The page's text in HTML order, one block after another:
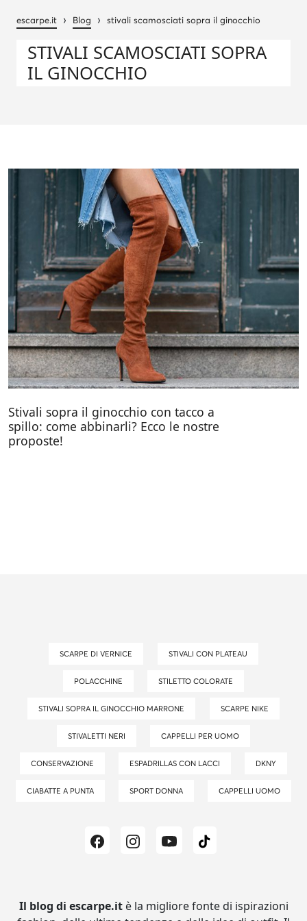
escarpe.it › Blog › stivali scamosciati sopra il ginocchio
STIVALI SCAMOSCIATI SOPRA
IL GINOCCHIO
Stivali sopra il ginocchio con tacco a
spillo: come abbinarli? Ecco le nostre
proposte!
SCARPE DI VERNICE STIVALI CON PLATEAU
POLACCHINE STILETTO COLORATE
STIVALI SOPRA IL GINOCCHIO MARRONE SCARPE NIKE
STIVALETTI NERI CAPPELLI PER UOMO
CONSERVAZIONE ESPADRILLAS CON LACCI DKNY
CIABATTE A PUNTA SPORT DONNA CAPPELLI UOMO
Il blog di escarpe.it è la migliore fonte di ispirazioni